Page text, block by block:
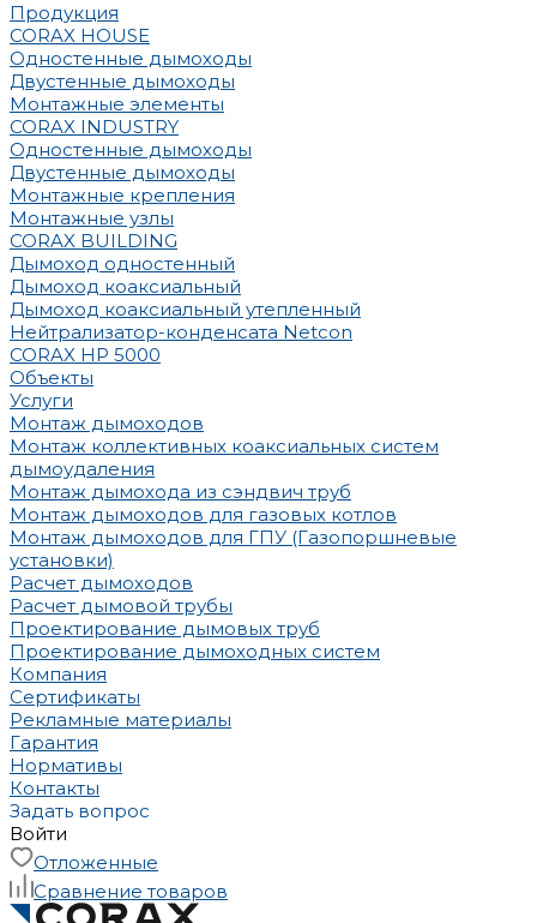
Продукция
CORAX HOUSE
Одностенные дымоходы
Двустенные дымоходы
Монтажные элементы
CORAX INDUSTRY
Одностенные дымоходы
Двустенные дымоходы
Монтажные крепления
Монтажные узлы
CORAX BUILDING
Дымоход одностенный
Дымоход коаксиальный
Дымоход коаксиальный утепленный
Нейтрализатор-конденсата Netcon
CORAX HP 5000
Объекты
Услуги
Монтаж дымоходов
Монтаж коллективных коаксиальных систем
дымоудаления
Монтаж дымохода из сэндвич труб
Монтаж дымоходов для газовых котлов
Монтаж дымоходов для ГПУ (Газопоршневые
установки)
Расчет дымоходов
Расчет дымовой трубы
Проектирование дымовых труб
Проектирование дымоходных систем
Компания
Сертификаты
Рекламные материалы
Гарантия
Нормативы
Контакты
Задать вопрос
Войти
Отложенные
Сравнение товаров